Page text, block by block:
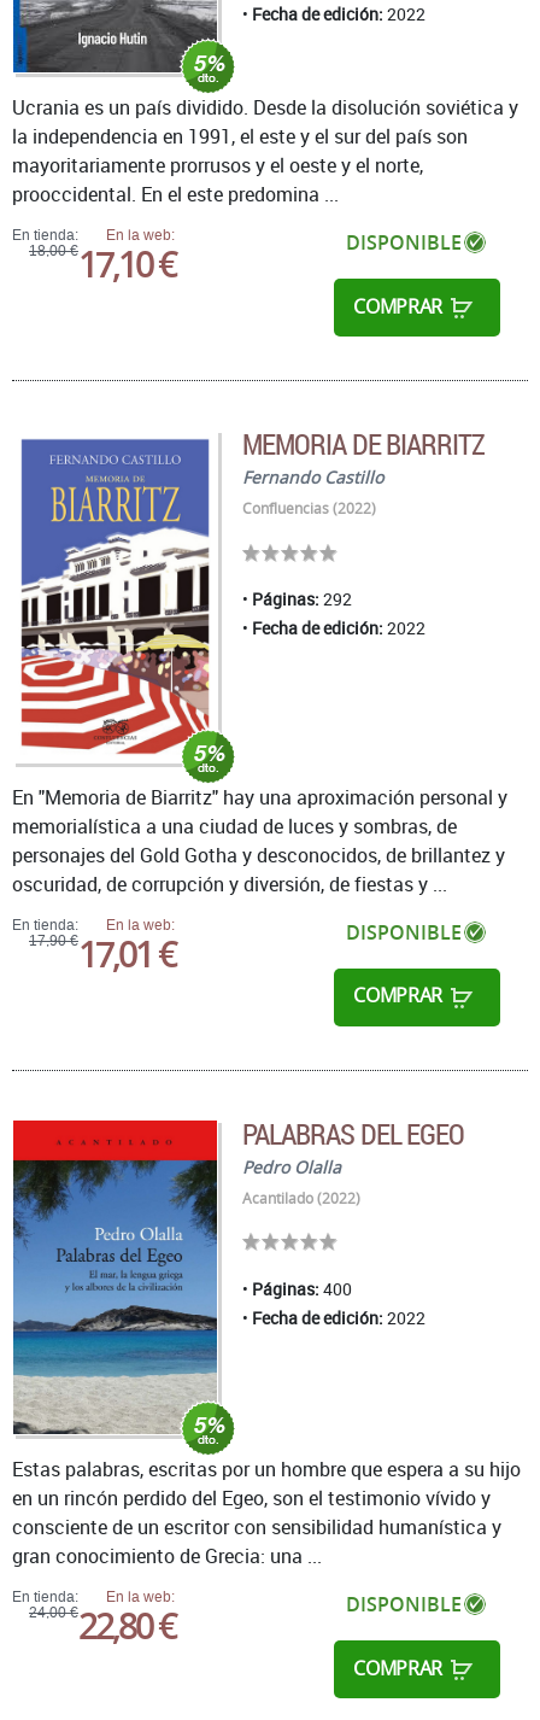
Fecha de edición: 2022
En tienda:
18,00 €
En la web:
17,10 € DISPONIBLE
COMPRAR
Ucrania es un país dividido. Desde la disolución soviética y
la independencia en 1991, el este y el sur del país son
mayoritariamente prorrusos y el oeste y el norte,
prooccidental. En el este predomina ...
MEMORIA DE BIARRITZ
Fernando Castillo
Confluencias (2022)
Páginas: 292
Fecha de edición: 2022
En tienda:
17,90 €
En la web:
17,01 € DISPONIBLE
COMPRAR
En "Memoria de Biarritz" hay una aproximación personal y
memorialística a una ciudad de luces y sombras, de
personajes del Gold Gotha y desconocidos, de brillantez y
oscuridad, de corrupción y diversión, de fiestas y ...
PALABRAS DEL EGEO
Pedro Olalla
Acantilado (2022)
Páginas: 400
Fecha de edición: 2022
En tienda:
24,00 €
En la web:
22,80 € DISPONIBLE
COMPRAR
Estas palabras, escritas por un hombre que espera a su hijo
en un rincón perdido del Egeo, son el testimonio vívido y
consciente de un escritor con sensibilidad humanística y
gran conocimiento de Grecia: una ...